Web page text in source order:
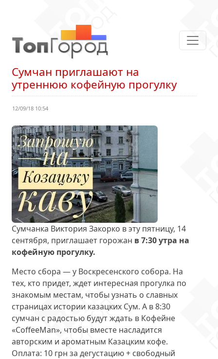
Сумчан приглашают на
утреннюю кофейную прогулку
12/09/18 10:54
Сумчанка Виктория Закорко в эту пятницу, 14
сентября, приглашает горожан в 7:30 утра на
кофейную прогулку.
Место сбора — у Воскресенского собора. На
тех, кто придет, ждет интересная прогулка по
знакомым местам, чтобы узнать о славных
страницах истории казацких Сум. А в 8:30
сумчан с радостью будут ждать в Кофейне
«CoffeeMan», чтобы вместе насладится
авторским и ароматным Казацким кофе.
Оплата: 10 грн за дегустацию + свободный